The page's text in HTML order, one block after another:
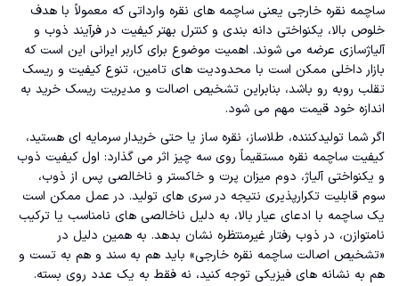
ساچمه نقره خارجی یعنی ساچمه های نقره وارداتی که معمولاً با هدف
خلوص بالا، یکنواختی دانه بندی و کنترل بهتر کیفیت در فرآیند ذوب و
آلیاژسازی عرضه می شوند. اهمیت موضوع برای کاربر ایرانی این است که
بازار داخلی ممکن است با محدودیت های تامین، تنوع کیفیت و ریسک
تقلب روبه رو باشد، بنابراین تشخیص اصالت و مدیریت ریسک خرید به
اندازه خود قیمت مهم می شود.
اگر شما تولیدکننده، طلاساز، نقره ساز یا حتی خریدار سرمایه ای هستید،
کیفیت ساچمه نقره مستقیماً روی سه چیز اثر می گذارد: اول کیفیت ذوب
و یکنواختی آلیاژ، دوم میزان پرت و خاکستر و ناخالصی پس از ذوب،
سوم قابلیت تکرارپذیری نتیجه در سری های تولید. در عمل ممکن است
یک ساچمه با ادعای عیار بالا، به دلیل ناخالصی های نامناسب یا ترکیب
نامتوازن، در ذوب رفتار غیرمنتظره نشان بدهد. به همین دلیل در
«تشخیص اصالت ساچمه نقره خارجی» باید هم به سند و هم به تست و
هم به نشانه های فیزیکی توجه کنید، نه فقط به یک عدد روی بسته.